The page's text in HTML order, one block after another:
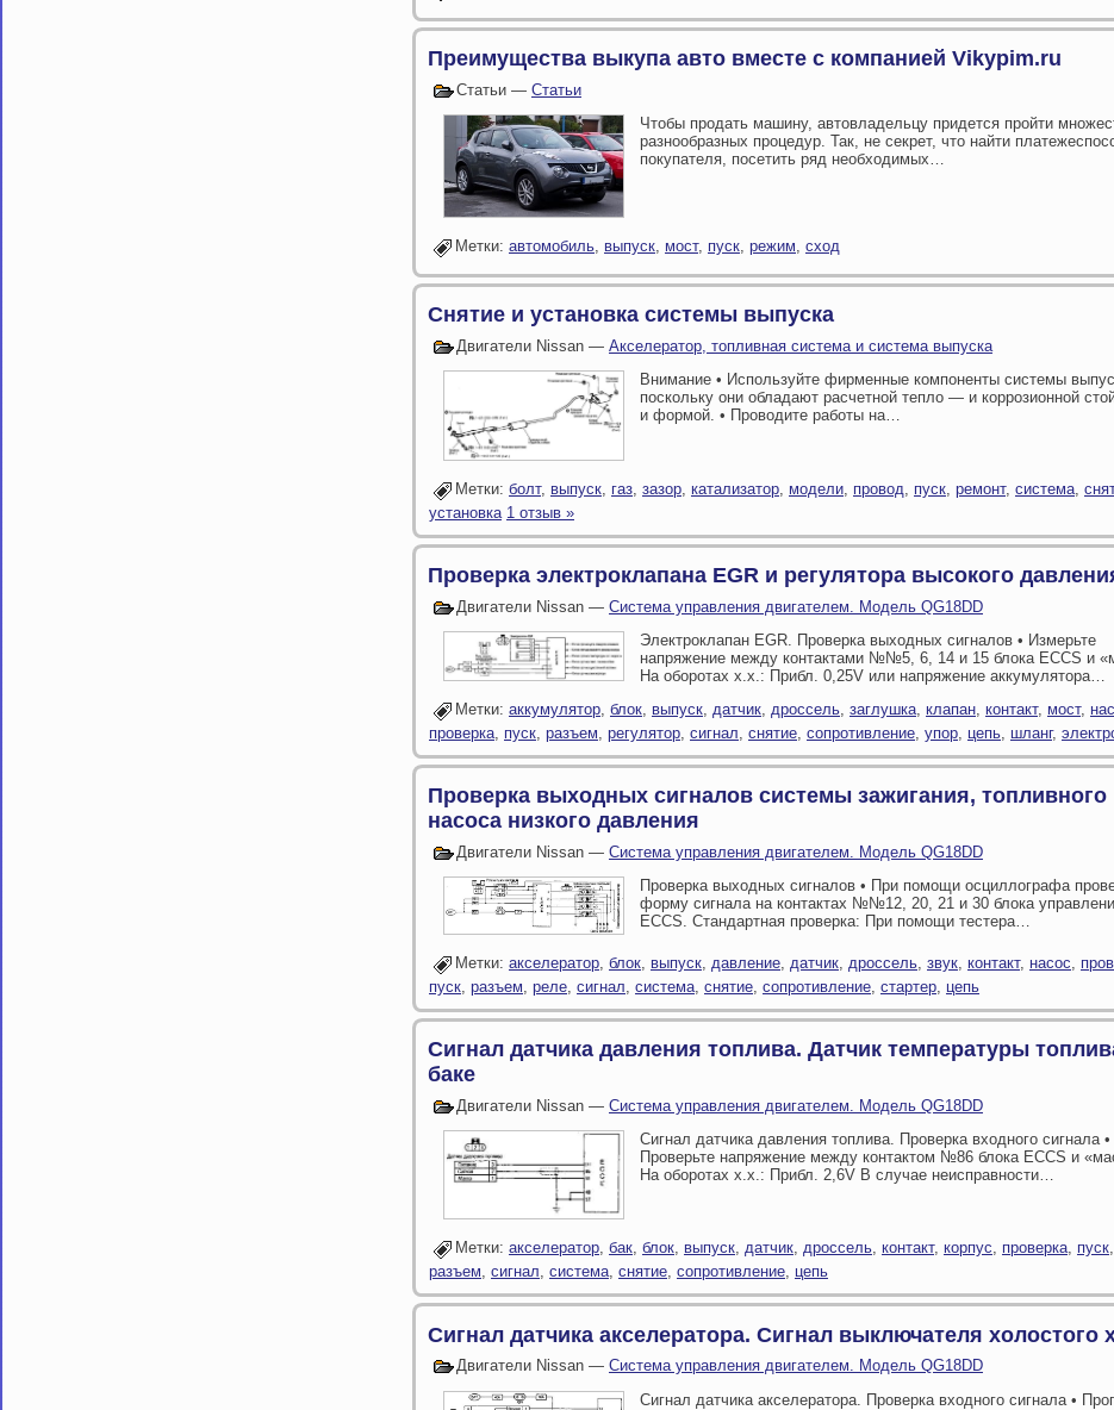
Преимущества выкупа авто вместе с компанией Vikypim.ru
Статьи — Статьи
Чтобы продать машину, автовладельцу придется пройти
разнообразных процедур. Так, не секрет, что найти
покупателя, посетить ряд необходимых…
Метки: автомобиль, выпуск, мост, пуск, режим, сход
Снятие и установка системы выпуска
Двигатели Nissan — Акселератор, топливная система и система выпуска
Внимание • Используйте фирменные компоненты системы
поскольку они обладают расчетной тепло — и коррозионной
и формой. • Проводите работы на…
Метки: болт, выпуск, газ, зазор, катализатор, модели, провод, пуск, ремонт, система,
установка 1 отзыв »
Проверка электроклапана EGR и регулятора высокого
Двигатели Nissan — Система управления двигателем. Модель QG18DD
Электроклапан EGR. Проверка выходных сигналов • Измерьте
напряжение между контактами №№5, 6, 14 и 15 блока ECCS и
На оборотах х.х.: Прибл. 0,25V или напряжение аккумулятора…
Метки: аккумулятор, блок, выпуск, датчик, дроссель, заглушка, клапан, контакт, мост,
проверка пуск разъем регулятор сигнал снятие сопротивление упор цепь шланг,
Проверка выходных сигналов системы зажигания, топливного
насоса низкого давления
Двигатели Nissan — Система управления двигателем. Модель QG18DD
Проверка выходных сигналов • При помощи осциллографа
форму сигнала на контактах №№12, 20, 21 и 30 блока
ECCS. Стандартная проверка: При помощи тестера…
Метки: акселератор, блок, выпуск, давление, датчик, дроссель, звук, контакт, насос,
пуск разъем реле сигнал система снятие сопротивление стартер цепь
Сигнал датчика давления топлива. Датчик температуры
баке
Двигатели Nissan — Система управления двигателем. Модель QG18DD
Сигнал датчика давления топлива. Проверка входного сигнала •
Проверьте напряжение между контактом №86 блока ECCS и
На оборотах х.х.: Прибл. 2,6V В случае неисправности…
Метки: акселератор, бак, блок, выпуск, датчик, дроссель, контакт, корпус, проверка, пуск,
разъем, сигнал, система, снятие, сопротивление, цепь
Сигнал датчика акселератора. Сигнал выключателя холостого
Двигатели Nissan — Система управления двигателем. Модель QG18DD
Сигнал датчика акселератора. Проверка входного сигнала •